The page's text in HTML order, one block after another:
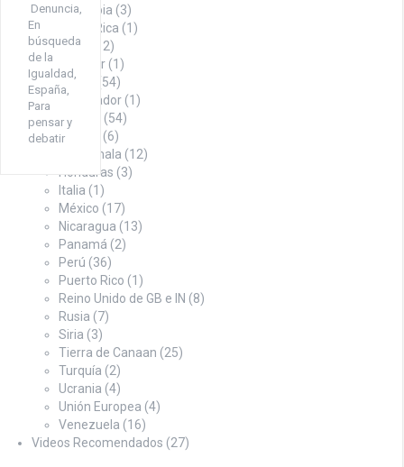
Denuncia
En
búsqueda
de la
Igualdad
España
Para
pensar y
debatir
Colombia (3)
Costa Rica (1)
Cuba
(12)
Ecuador (1)
EE.UU.
(54)
El Salvador (1)
España
(54)
Francia
(6)
Guatemala (12)
Honduras (3)
Italia (1)
México (17)
Nicaragua (13)
Panamá (2)
Perú (36)
Puerto Rico (1)
Reino Unido de GB e IN (8)
Rusia (7)
Siria (3)
Tierra de Canaan (25)
Turquía (2)
Ucrania (4)
Unión Europea (4)
Venezuela (16)
Videos Recomendados (27)